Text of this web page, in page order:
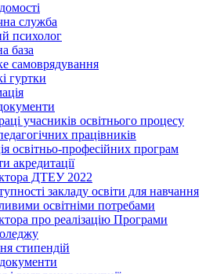
служба
психолог
база
самоврядування
гуртки
учасників освітнього процесу
працівників
освітньо-професійних програм
акредитації
ДТЕУ 2022
закладу освіти для навчання
освітніми потребами
про реалізацію Програми
стипендій